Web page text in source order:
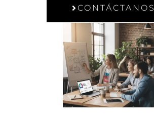
CONTÁCTANOS